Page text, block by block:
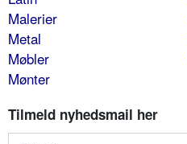
Malerier
Metal
Møbler
Mønter
Tilmeld nyhedsmail her